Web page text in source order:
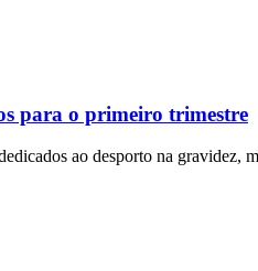
para o primeiro trimestre
ao desporto na